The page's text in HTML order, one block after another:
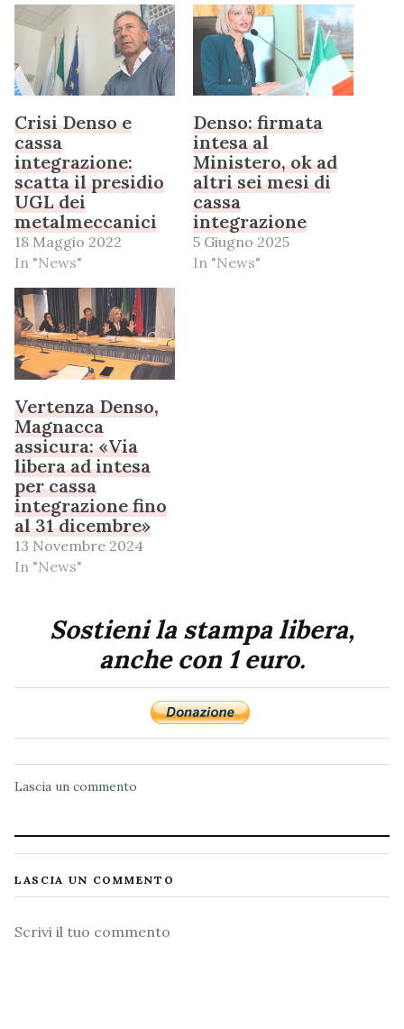
Crisi Denso e
cassa
integrazione:
scatta il presidio
UGL dei
metalmeccanici
18 Maggio 2022
In "News"
Denso: firmata
intesa al
Ministero, ok ad
altri sei mesi di
cassa
integrazione
5 Giugno 2025
In "News"
Vertenza Denso,
Magnacca
assicura: «Via
libera ad intesa
per cassa
integrazione fino
al 31 dicembre»
13 Novembre 2024
In "News"
Sostieni la stampa libera,
anche con 1 euro.
Lascia un commento
LASCIA UN COMMENTO
Commento